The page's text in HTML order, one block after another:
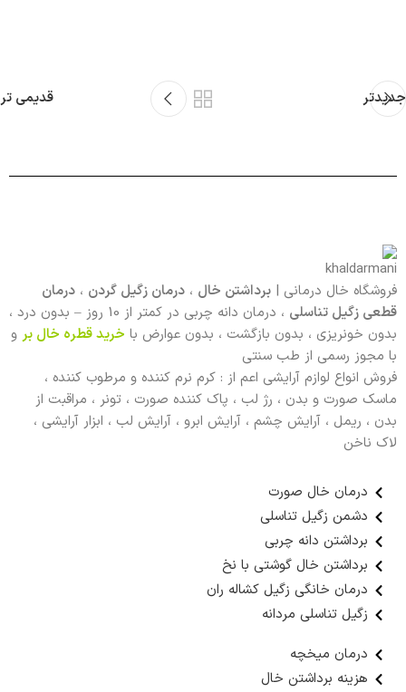
جدیدتر قدیمی تر
فروشگاه خال درمانی | برداشتن خال ، درمان زگیل گردن ، درمان
قطعی زگیل تناسلی
، درمان دانه چربی در کمتر از 10 روز – بدون درد ،
بدون خونریزی ، بدون بازگشت ، بدون عوارض با خرید قطره خال بر و
با مجوز رسمی از طب سنتی
فروش انواع لوازم آرایشی اعم از : کرم نرم کننده و مرطوب کننده ،
ماسک صورت و بدن ، رژ لب ، پاک کننده صورت ، تونر ، مراقبت از
بدن ، ریمل ، آرایش چشم ، آرایش ابرو ، آرایش لب ، ابزار آرایشی ،
لاک ناخن
درمان خال صورت
دشمن زگیل تناسلی
برداشتن دانه چربی
برداشتن خال گوشتی با نخ
درمان خانگی زگیل کشاله ران
زگیل تناسلی مردانه
درمان میخچه
هزینه برداشتن خال